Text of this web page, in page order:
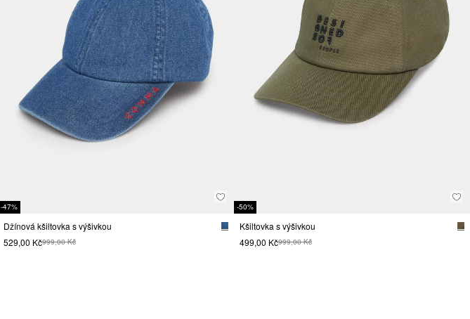
-47%
Džínová kšiltovka s výšivkou
529,00 Kč999,00 Kč
-50%
Kšiltovka s výšivkou
499,00 Kč999,00 Kč